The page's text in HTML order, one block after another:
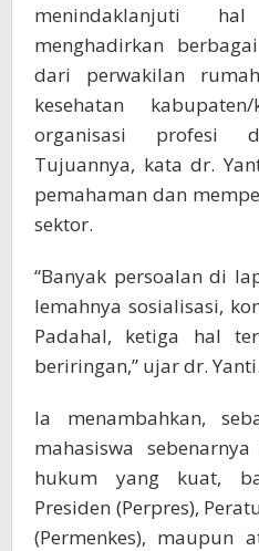
menindaklanjuti
menghadirkan
dari perwakilan
kesehatan
organisasi profesi
Tujuannya, kata dr.
pemahaman dan
sektor.
“Banyak persoalan di
lemahnya sosialisasi,
Padahal, ketiga hal
beriringan,” ujar dr. Yanti.
Ia menambahkan,
mahasiswa
hukum yang kuat,
Presiden (Perpres),
(Permenkes), maupun